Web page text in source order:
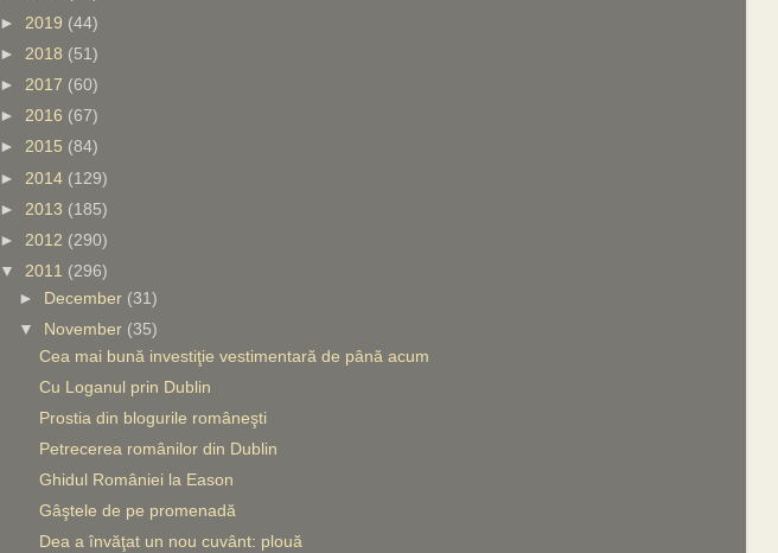
► 2019 (44)
► 2018 (51)
► 2017 (60)
► 2016 (67)
► 2015 (84)
► 2014 (129)
► 2013 (185)
► 2012 (290)
▼ 2011 (296)
► December (31)
▼
November (35)
Cea mai bună investiţie vestimentară de până acum
Cu Loganul prin Dublin
Prostia din blogurile româneşti
Petrecerea românilor din Dublin
Ghidul României la Eason
Gâştele de pe promenadă
Dea a învăţat un nou cuvânt: plouă